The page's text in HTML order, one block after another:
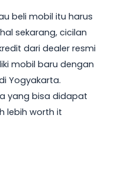
beli mobil itu harus
sekarang, cicilan
dari dealer resmi
mobil baru dengan
Yogyakarta.
yang bisa didapat
lebih worth it